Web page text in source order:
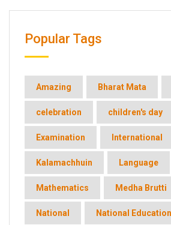
Popular Tags
Amazing Bharat Mata
celebration children's day
Examination International
Kalamachhuin Language
Mathematics Medha Brutti
National National